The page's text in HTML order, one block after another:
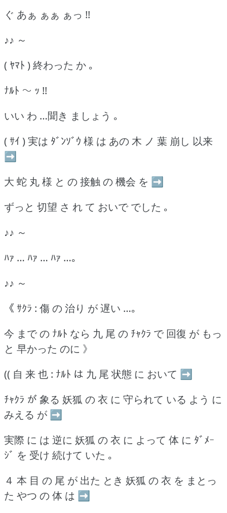
ぐ あぁ ぁぁ ぁっ !!
♪♪ ～
( ﾔﾏﾄ ) 終わった か ｡
ﾅﾙﾄ ～ ｯ !!
いい わ …聞き ましょう ｡
( ｻｲ ) 実は ﾀﾞﾝｿﾞｳ 様 は あの 木 ノ 葉 崩し 以来
➡
大 蛇 丸 様 と の 接触 の 機会 を ➡
ずっと 切望 さ れ て おいで でした ｡
♪♪ ～
ﾊｧ … ﾊｧ … ﾊｧ …｡
♪♪ ～
《 ｻｸﾗ : 傷 の 治り が 遅い …｡
今 まで の ﾅﾙﾄ なら 九 尾 の ﾁｬｸﾗ で 回復 が もっ
と 早かった のに 》
(( 自 来 也 : ﾅﾙﾄ は 九 尾 状態 に おいて ➡
ﾁｬｸﾗ が 象る 妖狐 の 衣 に 守られて いる よう に
みえる が ➡
実際 に は 逆に 妖狐 の 衣 に よって 体 に ﾀﾞﾒｰ
ｼﾞ を 受け 続けて いた ｡
４ 本 目 の 尾 が 出た とき 妖狐 の 衣 を まとっ
た やつ の 体 は ➡